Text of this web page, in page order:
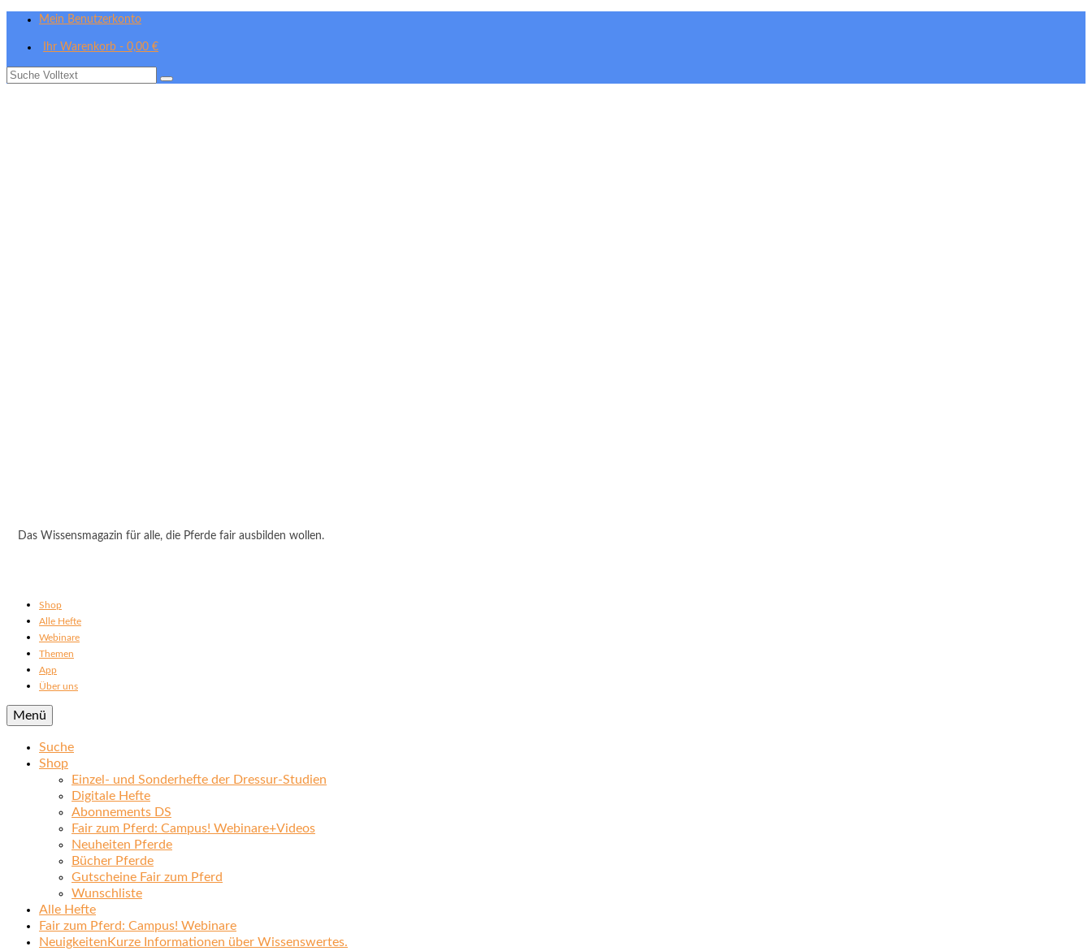
Mein Benutzerkonto
Ihr Warenkorb - 0,00 €
Suche
Das Wissensmagazin für alle, die Pferde fair ausbilden wollen.
Shop
Alle Hefte
Webinare
Themen
App
Über uns
Menü
Suche
Shop
Einzel- und Sonderhefte der Dressur-Studien
Digitale Hefte
Abonnements DS
Fair zum Pferd: Campus! Webinare+Videos
Neuheiten Pferde
Bücher Pferde
Gutscheine Fair zum Pferd
Wunschliste
Alle Hefte
Fair zum Pferd: Campus! Webinare
Neuigkeiten Kurze Informationen über Wissenswertes.